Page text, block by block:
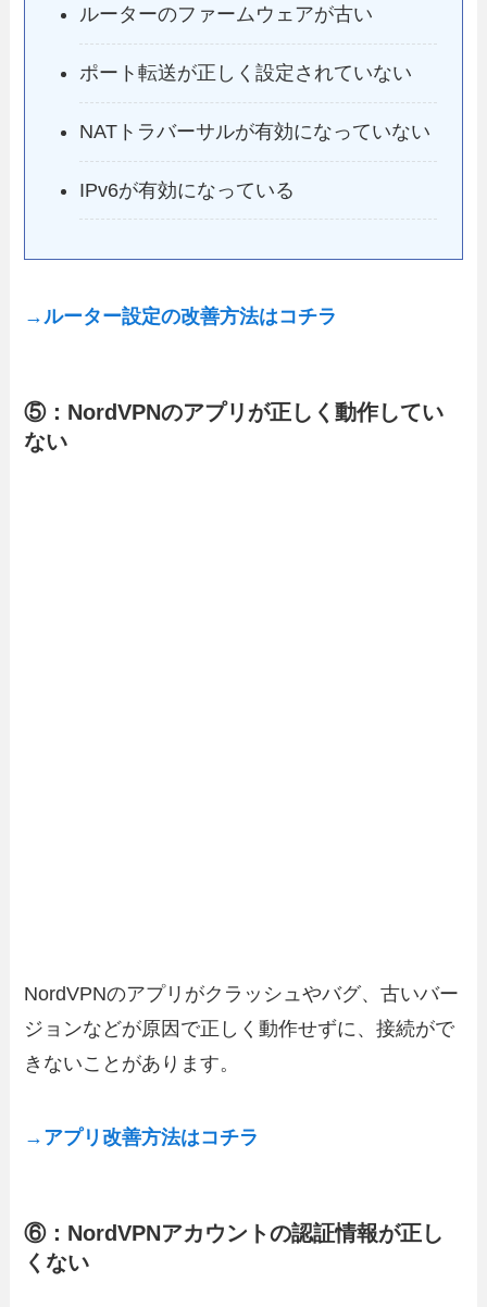
ルーターのファームウェアが古い
ポート転送が正しく設定されていない
NATトラバーサルが有効になっていない
IPv6が有効になっている
→ルーター設定の改善方法はコチラ
⑤：NordVPNのアプリが正しく動作してい
ない
NordVPNのアプリがクラッシュやバグ、古いバー
ジョンなどが原因で正しく動作せずに、接続がで
きないことがあります。
→アプリ改善方法はコチラ
⑥：NordVPNアカウントの認証情報が正し
くない